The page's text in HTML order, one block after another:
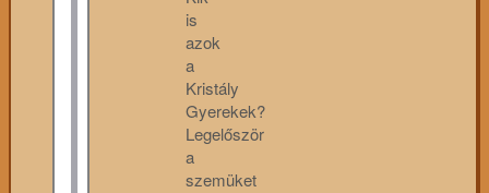
is
azok
a
Kristály
Gyerekek?
Legelőször
a
szemüket